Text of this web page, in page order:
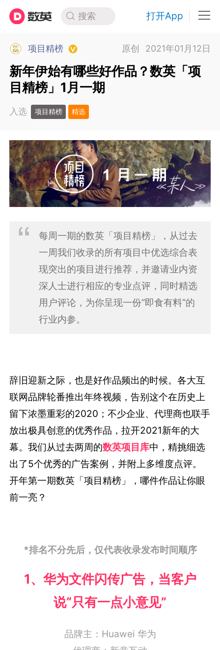
搜索 打开App
项目精榜 原创 2021年01月12日
新年伊始有哪些好作品？数英「项
目精榜」1月一期
入选 项目精榜 精选
每周一期的数英「项目精榜」，从过去
一周我们收录的所有项目中优选综合表
现突出的项目进行推荐，并邀请业内资
深人士进行相应的专业点评，同时精选
用户评论，为你呈现一份“即食有料”的
行业内参。
辞旧迎新之际，也是好作品频出的时候。各大互
联网品牌轮番推出年终视频，告别这个在历史上
留下浓墨重彩的2020；不少企业、代理商也联手
放出极具创意的优秀作品，拉开2021新年的大
幕。我们从过去两周的数英项目库中，精挑细选
出了5个优秀的广告案例，并附上多维度点评。
开年第一期数英「项目精榜」，哪件作品让你眼
前一亮？
*排名不分先后，仅代表收录发布时间顺序
1、 华为文件闪传广告，当客户
说“只有一点小意见”
品牌主： Huawei 华为